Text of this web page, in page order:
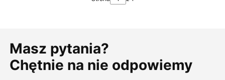
Masz pytania?
Chętnie na nie odpowiemy